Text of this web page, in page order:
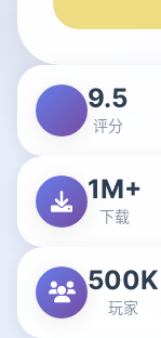
9.5
评分
1M+
下载
500K
玩家